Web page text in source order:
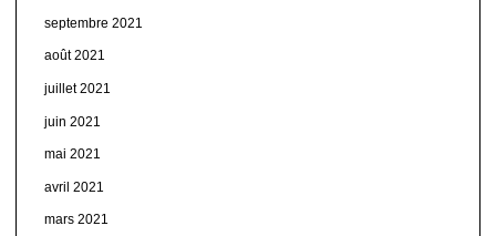
septembre 2021
août 2021
juillet 2021
juin 2021
mai 2021
avril 2021
mars 2021